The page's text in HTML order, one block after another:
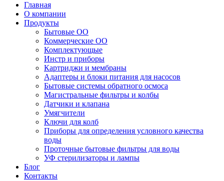
Главная
О компании
Продукты
Бытовые ОО
Коммерческие ОО
Комплектующые
Инстр и приборы
Картриджи и мембраны
Адаптеры и блоки питания для насосов
Бытовые системы обратного осмоса
Магистральные фильтры и колбы
Датчики и клапана
Умягчители
Ключи для колб
Приборы для определения условного качества
воды
Проточные бытовые фильтры для воды
УФ стерилизаторы и лампы
Блог
Контакты